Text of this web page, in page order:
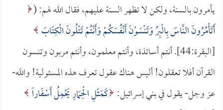
يأمرون بالسنة، ولكن لا تظهر السنة عليهم، فقال الله لهم: (
أَتَأْمُرُونَ النَّاسَ بِالْبِرِّ وَتَنْسَوْنَ أَنْفُسَكُمْ وَأَنْتُمْ تَتْلُونَ الْكِتَابَ
[البقرة:44]. أنتم أساتذة، وأنتم معلمون، وأنتم مربون وتنسون
القرآن أفلا تعقلون! أليس هناك عقول تعرف هذه المسئولية! والله-
عز وجل- يقول في بني إسرائيل: كَمَثَلِ الْحِمَارِ يَحْمِلُ أَسْفَاراً